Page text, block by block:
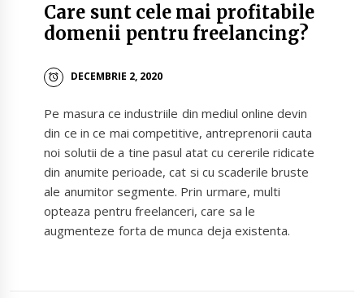
Care sunt cele mai profitabile
domenii pentru freelancing?
DECEMBRIE 2, 2020
Pe masura ce industriile din mediul online devin
din ce in ce mai competitive, antreprenorii cauta
noi solutii de a tine pasul atat cu cererile ridicate
din anumite perioade, cat si cu scaderile bruste
ale anumitor segmente. Prin urmare, multi
opteaza pentru freelanceri, care sa le
augmenteze forta de munca deja existenta.